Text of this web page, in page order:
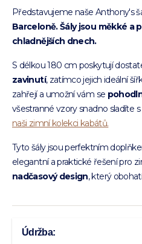
Představujeme naše Anthony's
Barceloně. Šály jsou měkké a
chladnějších dnech.
S délkou 180 cm poskytují
zavinutí, zatímco jejich ideální
zahřejí a umožní vám se
všestranné vzory snadno sladíte
naši zimní kolekci kabátů.
Tyto šály jsou perfektním
elegantní a praktické řešení pro
nadčasový design, který
Údržba: